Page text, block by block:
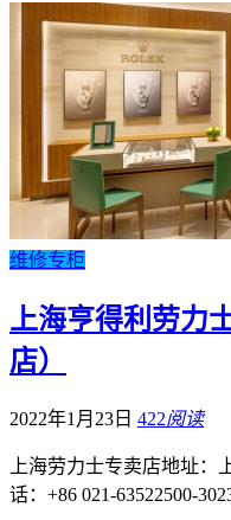
维修专柜
上海亨得利劳力
店）
2022年1月23日 422阅读
上海劳力士专卖店地址：
话：‭+86 021-63522500-